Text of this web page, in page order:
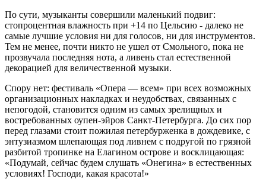
По сути, музыканты совершили маленький подвиг:
стопроцентная влажность при +14 по Цельсию - далеко не
самые лучшие условия ни для голосов, ни для инструментов.
Тем не менее, почти никто не ушел от Смольного, пока не
прозвучала последняя нота, а ливень стал естественной
декорацией для величественной музыки.
Спору нет: фестиваль «Опера — всем» при всех возможных
организационных накладках и неудобствах, связанных с
непогодой, становится одним из самых зрелищных и
востребованных оупен-эйров Санкт-Петербурга. До сих пор
перед глазами стоит пожилая петербурженка в дождевике, с
энтузиазмом шлепающая под ливнем с подругой по грязной
разбитой тропинке на Елагином острове и восклицающая:
«Подумай, сейчас будем слушать «Онегина» в естественных
условиях! Господи, какая красота!»